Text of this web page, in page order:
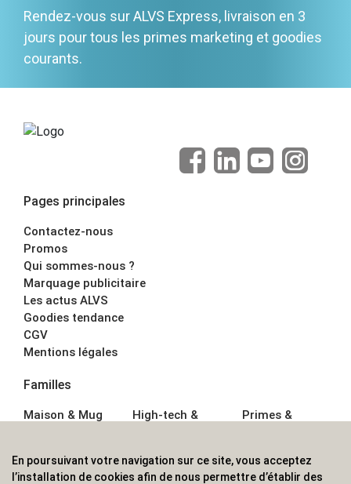
Rendez-vous sur ALVS Express, livraison en 3
jours pour tous les primes marketing et goodies
courants.
Pages principales
Contactez-nous
Promos
Qui sommes-nous ?
Marquage publicitaire
Les actus ALVS
Goodies tendance
CGV
Mentions légales
Familles
Maison & Mug
Écriture
High-tech &
Sport &
Primes &
Boisson
En poursuivant votre navigation sur ce site, vous acceptez
l’installation de cookies afin de nous permettre d’établir des